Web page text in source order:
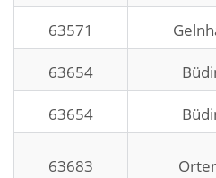
63571
63654
63654
63683